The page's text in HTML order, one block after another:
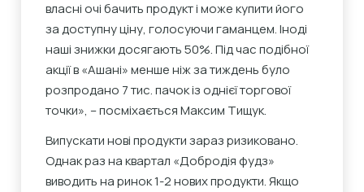
власні очі бачить продукт і може купити його
за доступну ціну, голосуючи гаманцем. Іноді
наші знижки досягають 50%. Під час подібної
акції в «Ашані» менше ніж за тиждень було
розпродано 7 тис. пачок із однієї торгової
точки», – посміхається Максим Тищук.
Випускати нові продукти зараз ризиковано.
Однак раз на квартал «Добродія фудз»
виводить на ринок 1-2 нових продукти. Якщо